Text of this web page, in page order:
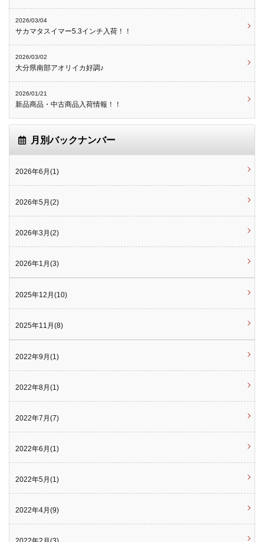
2026/03/04
サカマタスイマー5.3インチ入荷！！
2026/03/02
大分県南部アオリイカ好調♪
2026/01/21
新品商品・中古商品入荷情報！！
月別バックナンバー
2026年6月(1)
2026年5月(2)
2026年3月(2)
2026年1月(3)
2025年12月(10)
2025年11月(8)
2022年9月(1)
2022年8月(1)
2022年7月(7)
2022年6月(1)
2022年5月(1)
2022年4月(9)